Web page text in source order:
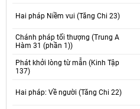
Hai pháp Niềm vui (Tăng Chi 23)
Chánh pháp tối thượng (Trung A
Hàm 31 (phần 1))
Phát khởi lòng từ mẫn (Kinh Tập
137)
Hai pháp: Về người (Tăng Chi 22)